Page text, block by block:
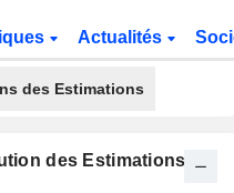
Actualités
des Estimations
des Estimations